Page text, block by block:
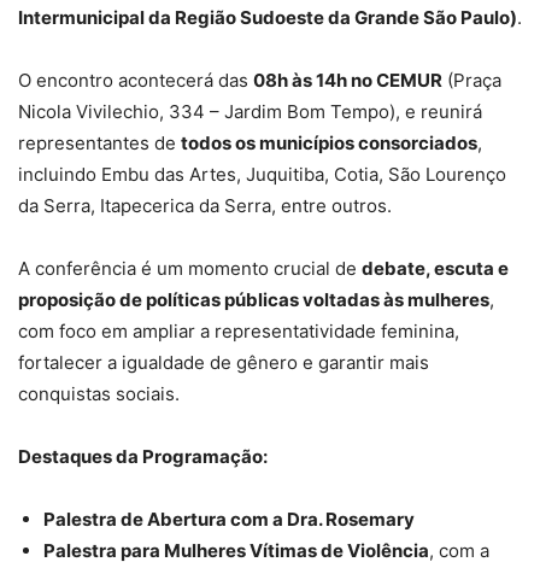
Intermunicipal da Região Sudoeste da Grande São Paulo).
O encontro acontecerá das 08h às 14h no CEMUR (Praça
Nicola Vivilechio, 334 – Jardim Bom Tempo), e reunirá
representantes de todos os municípios consorciados,
incluindo Embu das Artes, Juquitiba, Cotia, São Lourenço
da Serra, Itapecerica da Serra, entre outros.
A conferência é um momento crucial de debate, escuta e
proposição de políticas públicas voltadas às mulheres,
com foco em ampliar a representatividade feminina,
fortalecer a igualdade de gênero e garantir mais
conquistas sociais.
Destaques da Programação:
Palestra de Abertura com a Dra. Rosemary
Palestra para Mulheres Vítimas de Violência, com a